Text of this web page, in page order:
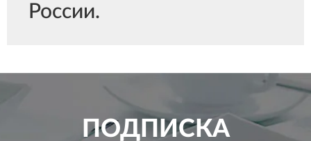
России.
ПОДПИСКА